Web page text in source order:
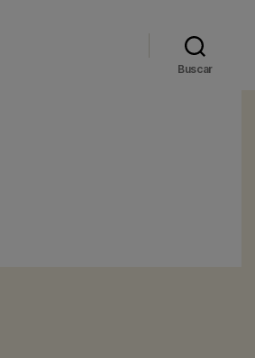
Buscar